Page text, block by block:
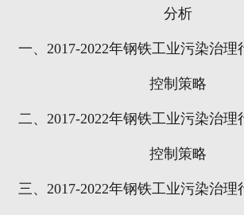
分析
一、 2017-2022年钢铁工业污染治理
控制策略
二、 2017-2022年钢铁工业污染治理
控制策略
三、 2017-2022年钢铁工业污染治理